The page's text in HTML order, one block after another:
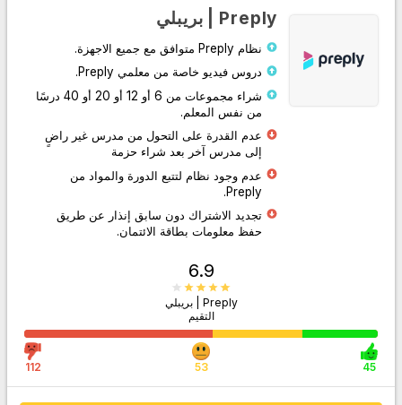
Preply | بريبلي
نظام Preply متوافق مع جميع الاجهزة.
دروس فيديو خاصة من معلمي Preply.
شراء مجموعات من 6 أو 12 أو 20 أو 40 درسًا
من نفس المعلم.
عدم القدرة على التحول من مدرس غير راضٍ
إلى مدرس آخر بعد شراء حزمة
عدم وجود نظام لتتبع الدورة والمواد من
Preply.
تجديد الاشتراك دون سابق إنذار عن طريق
حفظ معلومات بطاقة الائتمان.
6.9
Preply | بريبلي
التقيم
45
53
112